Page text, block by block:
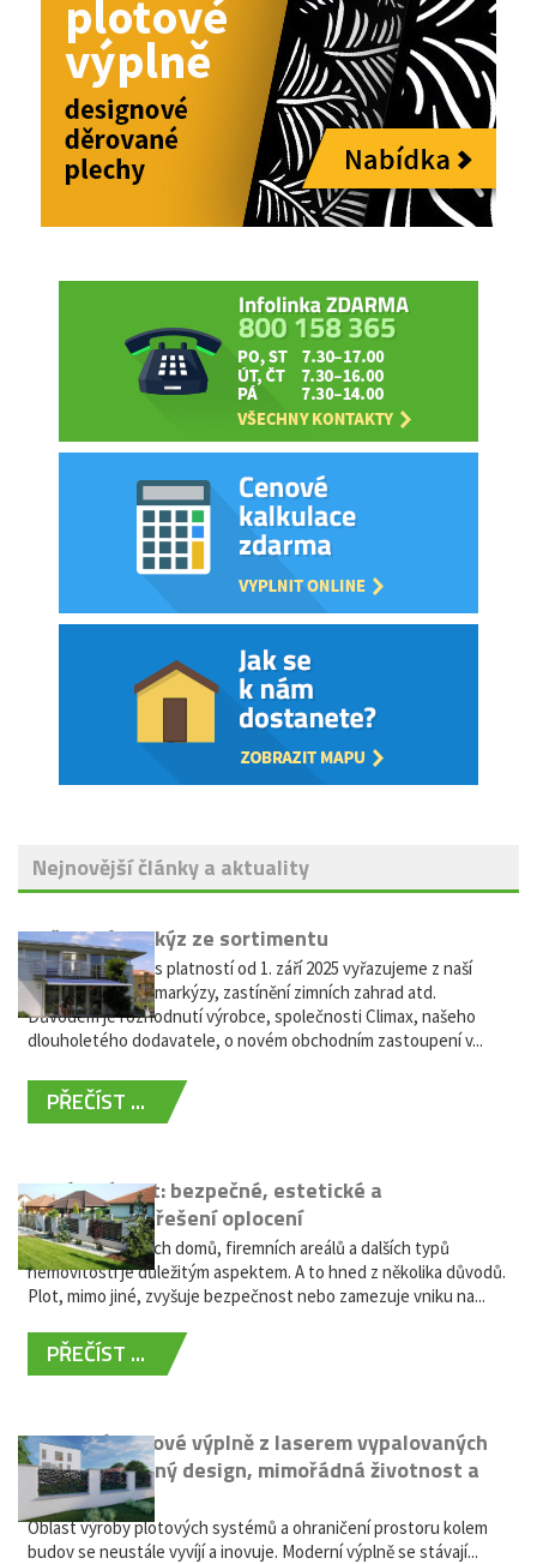
Nejnovější články a aktuality
Vyřazení markýz ze sortimentu
Vážení zákazníci, s platností od 1. září 2025 vyřazujeme z naší
nabídky výsuvné markýzy, zastínění zimních zahrad atd.
Důvodem je rozhodnutí výrobce, společnosti Climax, našeho
dlouholetého dodavatele, o novém obchodním zastoupení v...
PŘEČÍST ...
Hliníkový plot: bezpečné, estetické a
bezúdržbové řešení oplocení
Oplocení rodinných domů, firemních areálů a dalších typů
nemovitostí je důležitým aspektem. A to hned z několika důvodů.
Plot, mimo jiné, zvyšuje bezpečnost nebo zamezuje vniku na...
PŘEČÍST ...
Moderní plotové výplně z laserem vypalovaných
kovů: výjimečný design, mimořádná životnost a
žádná údržba
Oblast výroby plotových systémů a ohraničení prostoru kolem
budov se neustále vyvíjí a inovuje. Moderní výplně se stávají...